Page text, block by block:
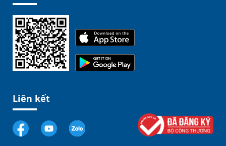
Liên kết